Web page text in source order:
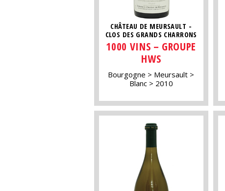
CHÂTEAU DE MEURSAULT -
CLOS DES GRANDS CHARRONS
1000 VINS – GROUPE
HWS
Bourgogne
Meursault
Blanc
2010